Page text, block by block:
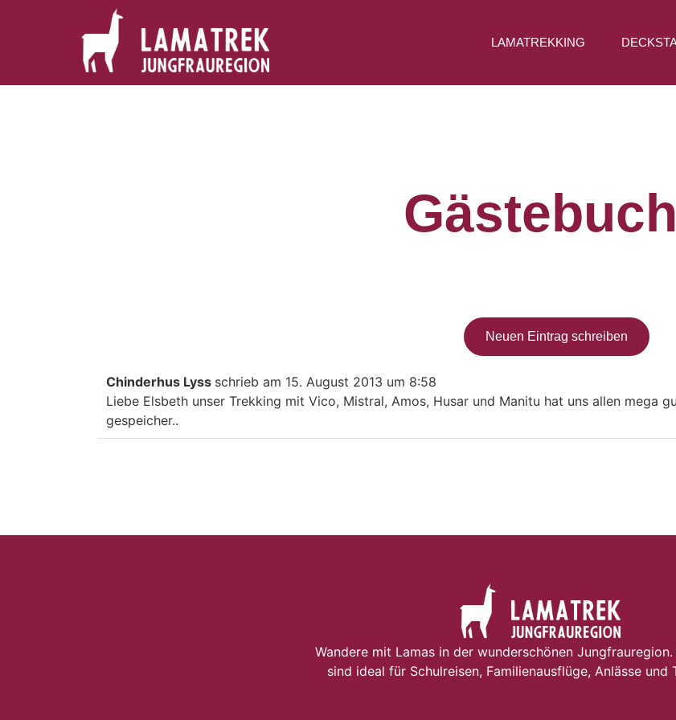
LAMATREKKING
Gästebuch
Chinderhus Lyss schrieb am 15. August 2013 um 8:58
Liebe Elsbeth unser Trekking mit Vico, Mistral, Amos, Husar und Manitu hat uns allen mega
gespeicher..
Wandere mit Lamas in der wunderschönen Jungfrauregion.
sind ideal für Schulreisen, Familienausflüge, Anlässe und